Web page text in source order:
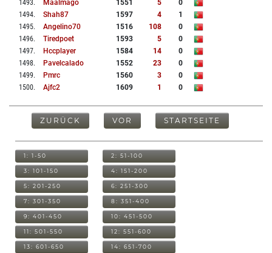
1493. Maalmago 1551 5
0
1494. Shah87 1597 4
1
1495. Angelino70 1516 108
0
1496. Tiredpoet 1593 5
0
1497. Hccplayer 1584 14
0
1498. Pavelcalado 1552 23
0
1499. Pmrc 1560 3
0
1500. Ajfc2 1609 1 0
ZURÜCK VOR STARTSEITE
1: 1-50 2: 51-100
3: 101-150 4: 151-200
5: 201-250 6: 251-300
7: 301-350 8: 351-400
9: 401-450 10: 451-500
11: 501-550 12: 551-600
13: 601-650 14: 651-700